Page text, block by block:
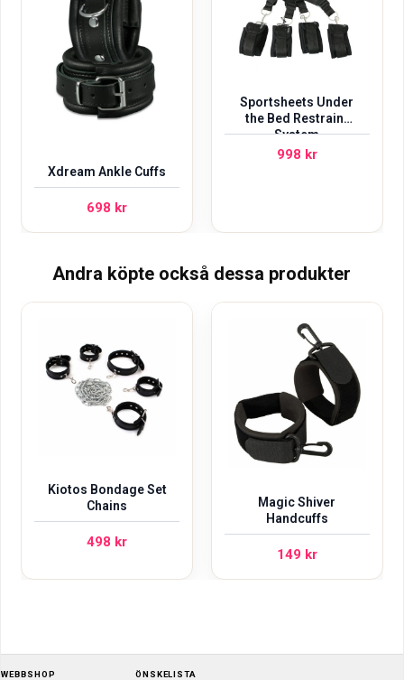
Xdream Ankle Cuffs
698 kr
Sportsheets Under
the Bed Restraint
System
998 kr
Andra köpte också dessa produkter
Kiotos Bondage Set
Chains
498 kr
Magic Shiver
Handcuffs
149 kr
WEBBSHOP ÖNSKELISTA